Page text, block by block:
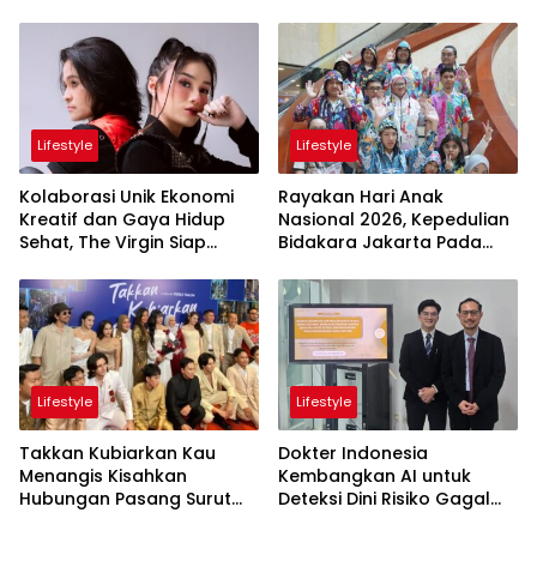
Hingga 45%
Pertemukan Kolaborasi
Apik
Lifestyle
Kolaborasi Unik Ekonomi
Kreatif dan Gaya Hidup
Sehat, The Virgin Siap
LokaryaFest 2026
Lifestyle
Rayakan Hari Anak
Nasional 2026, Kepedulian
Bidakara Jakarta Pada
Lewat Acara Where Hope
Begins
Lifestyle
Takkan Kubiarkan Kau
Menangis Kisahkan
Hubungan Pasang Surut
Lifestyle
Dokter Indonesia
Kembangkan AI untuk
Deteksi Dini Risiko Gagal